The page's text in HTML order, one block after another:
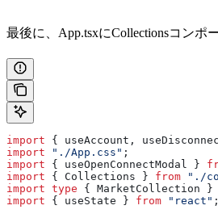
最後に、App.tsxにCollectionsコンポ
import { useAccount ,
import "./App.css" ;
import { useOpenConnectModal }
import { Collections } from "./
import type { MarketCollection }
import { useState } from "react" ;